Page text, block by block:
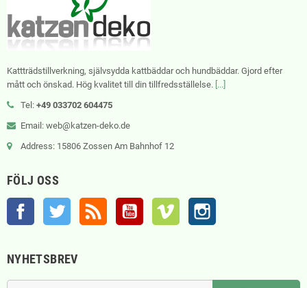
Kattträdstillverkning, självsydda kattbäddar och hundbäddar. Gjord efter
mått och önskad. Hög kvalitet till din tillfredsställelse. [...]
Tel: +49 033702 604475
Email: web@katzen-deko.de
Address: 15806 Zossen Am Bahnhof 12
FÖLJ OSS
Facebook Twitter RSS YouTube Vimeo
NYHETSBREV